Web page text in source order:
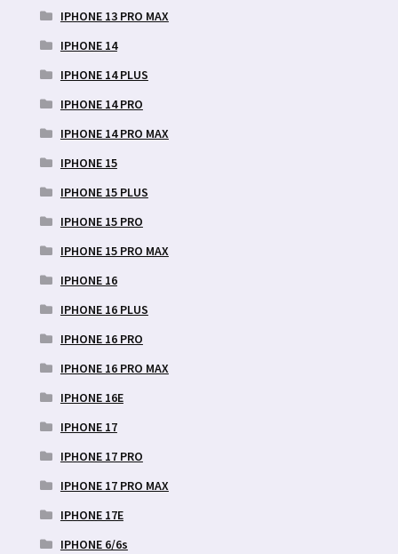
IPHONE 13 PRO MAX
IPHONE 14
IPHONE 14 PLUS
IPHONE 14 PRO
IPHONE 14 PRO MAX
IPHONE 15
IPHONE 15 PLUS
IPHONE 15 PRO
IPHONE 15 PRO MAX
IPHONE 16
IPHONE 16 PLUS
IPHONE 16 PRO
IPHONE 16 PRO MAX
IPHONE 16E
IPHONE 17
IPHONE 17 PRO
IPHONE 17 PRO MAX
IPHONE 17E
IPHONE 6/6s